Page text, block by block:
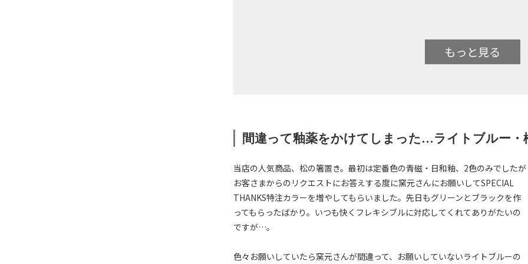
もっと見る
間違って釉薬をかけてしまった…ライトブルー・
当店の人気商品、松の箸置き。最初は定番色の青磁・日和釉、2色のみでしたが
お客さまからのリクエストにお答えする度に窯元さんにお願いしてSPECIAL
THANKS特注カラーを増やしてもらいました。先日もグリーンとブラックを作
ってもらったばかり。いつも快くフレキシブルに対応してくれてありがたいの
ですが…。
色々お願いしていたら窯元さんが間違って、お願いしていないライトブルーの